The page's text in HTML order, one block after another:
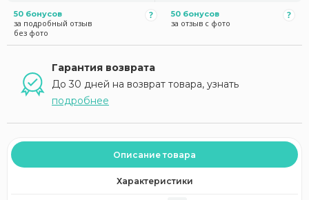
50 бонусов
за подробный отзыв
без фото
50 бонусов
за отзыв с фото
Гарантия возврата
До 30 дней на возврат товара, узнать
подробнее
Описание товара
Характеристики